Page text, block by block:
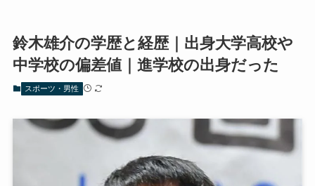
鈴木雄介の学歴と経歴｜出身大学高校や
中学校の偏差値｜進学校の出身だった
スポーツ・男性